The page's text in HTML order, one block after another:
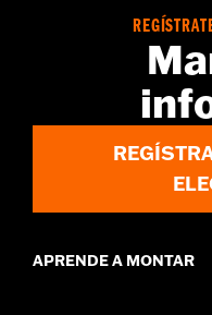
APRENDE A MONTAR